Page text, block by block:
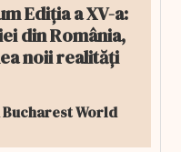
Ediția a XV-a:
din România,
noii realități
World